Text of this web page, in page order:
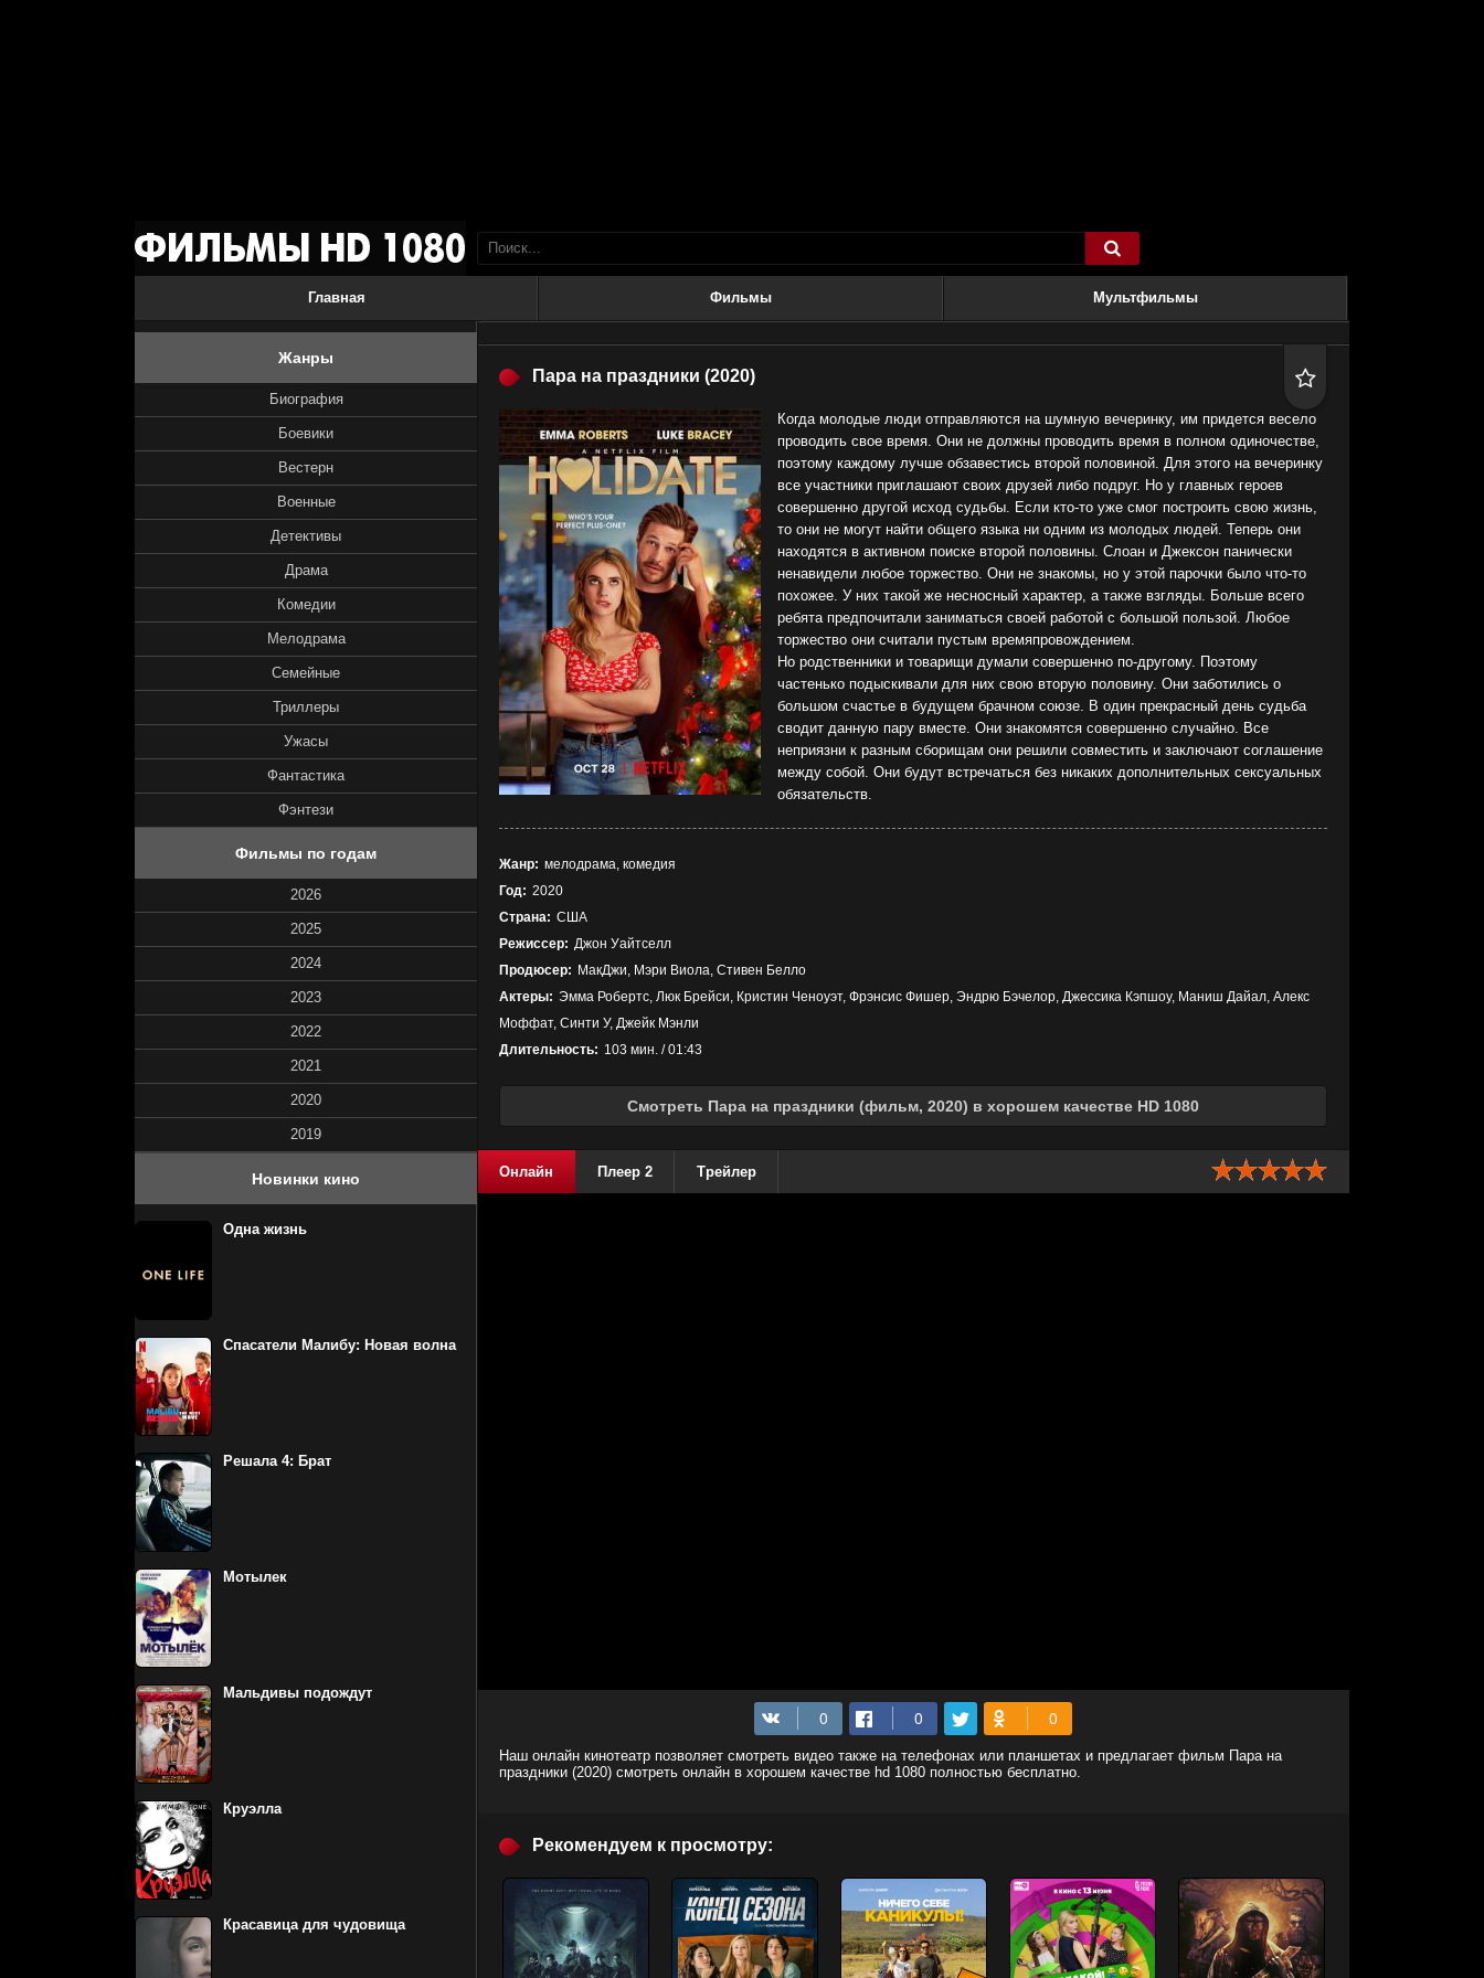

Главная Фильмы Мультфильмы
Пара на праздники (2020) 
Когда молодые люди отправляются на шумную вечеринку, им придется весело
проводить свое время. Они не должны проводить время в полном одиночестве,
поэтому каждому лучше обзавестись второй половиной. Для этого на вечеринку
все участники приглашают своих друзей либо подруг. Но у главных героев
совершенно другой исход судьбы. Если кто-то уже смог построить свою жизнь,
то они не могут найти общего языка ни одним из молодых людей. Теперь они
находятся в активном поиске второй половины. Слоан и Джексон панически
ненавидели любое торжество. Они не знакомы, но у этой парочки было что-то
похожее. У них такой же несносный характер, а также взгляды. Больше всего
ребята предпочитали заниматься своей работой с большой пользой. Любое
торжество они считали пустым времяпровождением.
Но родственники и товарищи думали совершенно по-другому. Поэтому
частенько подыскивали для них свою вторую половину. Они заботились о
большом счастье в будущем брачном союзе. В один прекрасный день судьба
сводит данную пару вместе. Они знакомятся совершенно случайно. Все
неприязни к разным сборищам они решили совместить и заключают соглашение
между собой. Они будут встречаться без никаких дополнительных сексуальных
обязательств.
Жанр: мелодрама, комедия
Год: 2020
Страна: США
Режиссер: Джон Уайтселл
Продюсер: МакДжи, Мэри Виола, Стивен Белло
Актеры: Эмма Робертс, Люк Брейси, Кристин Ченоуэт, Фрэнсис Фишер, Эндрю Бэчелор, Джессика Кэпшоу, Маниш Дайал, Алекс
Моффат, Синти У, Джейк Мэнли
Длительность: 103 мин. / 01:43
Смотреть Пара на праздники (фильм, 2020) в хорошем качестве HD 1080
Онлайн Плеер 2 Трейлер
Наш онлайн кинотеатр позволяет смотреть видео также на телефонах или планшетах и предлагает фильм Пара на
праздники (2020) смотреть онлайн в хорошем качестве hd 1080 полностью бесплатно.
Рекомендуем к просмотру:
Жанры
Биография
Боевики
Вестерн
Военные
Детективы
Драма
Комедии
Мелодрама
Семейные
Триллеры
Ужасы
Фантастика
Фэнтези
Фильмы по годам
2026
2025
2024
2023
2022
2021
2020
2019
Новинки кино
Одна жизнь
Спасатели Малибу: Новая волна
Решала 4: Брат
Мотылек
Мальдивы подождут
Круэлла
Красавица для чудовища